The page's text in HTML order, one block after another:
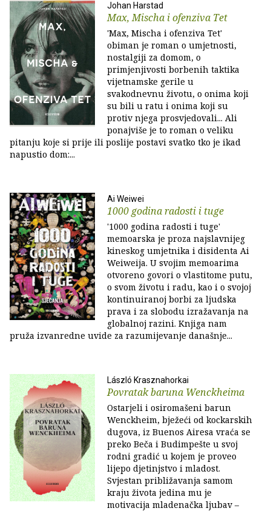
Johan Harstad
Max, Mischa i ofenziva Tet
'Max, Mischa i ofenziva Tet'
obiman je roman o umjetnosti,
nostalgiji za domom, o
primjenjivosti borbenih taktika
vijetnamske gerile u
svakodnevnu životu, o onima koji
su bili u ratu i onima koji su
protiv njega prosvjedovali... Ali
ponajviše je to roman o veliku
pitanju koje si prije ili poslije postavi svatko tko je ikad
napustio dom:...
Ai Weiwei
1000 godina radosti i tuge
'1000 godina radosti i tuge'
memoarska je proza najslavnijeg
kineskog umjetnika i disidenta Ai
Weiweija. U svojim memoarima
otvoreno govori o vlastitome putu,
o svom životu i radu, kao i o svojoj
kontinuiranoj borbi za ljudska
prava i za slobodu izražavanja na
globalnoj razini. Knjiga nam
pruža izvanredne uvide za razumijevanje današnje...
László Krasznahorkai
Povratak baruna Wenckheima
Ostarjeli i osiromašeni barun
Wenckheim, bježeći od kockarskih
dugova, iz Buenos Airesa vraća se
preko Beča i Budimpešte u svoj
rodni gradić u kojem je proveo
lijepo djetinjstvo i mladost.
Svjestan približavanja samom
kraju života jedina mu je
motivacija mladenačka ljubav –